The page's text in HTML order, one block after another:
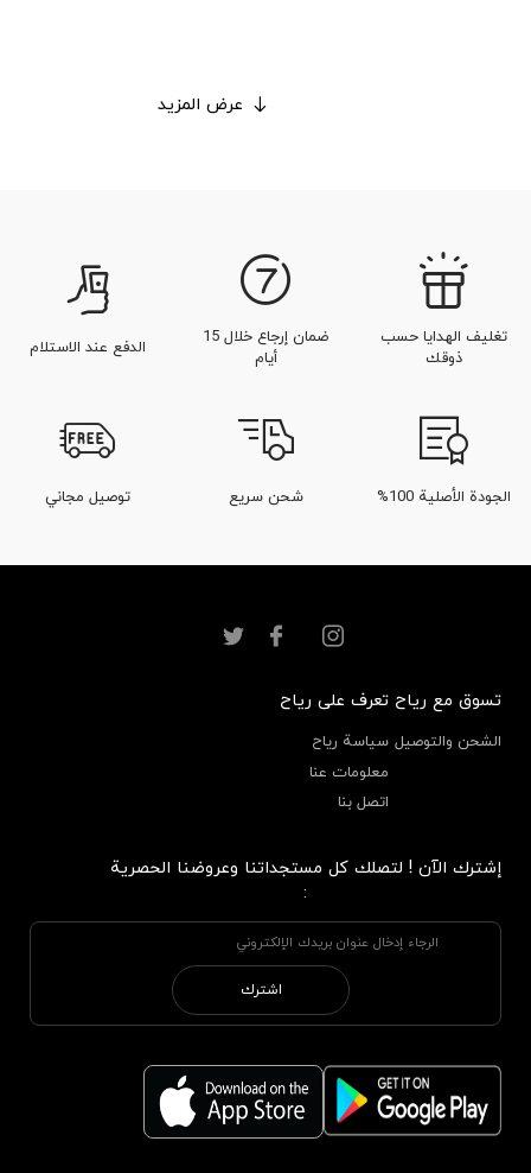
عرض المزيد
تغليف الهدايا حسب
ذوقك
ضمان إرجاع خلال 15
أيام
الدفع عند الاستلام
الجودة الأصلية 100% شحن سريع توصيل مجاني
تسوق مع رياح
الشحن والتوصيل
تعرف على رياح
سياسة رياح
معلومات عنا
اتصل بنا
إشترك الآن ! لتصلك كل مستجداتنا وعروضنا الحصرية
:
اشترك